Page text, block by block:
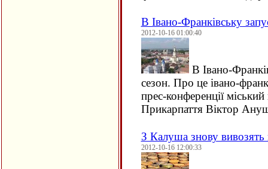
В Івано-Франківську
2012-10-16 01:00:40
В Івано-
сезон. Про це івано-
прес-конференції
Прикарпаття Віктор
З Калуша знову вивозять
2012-10-16 12:00:33